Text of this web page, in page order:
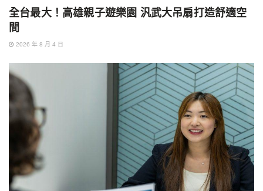
全台最大！高雄親子遊樂園 汎武大吊扇打造舒適空
間
2026 年 8 月 4 日